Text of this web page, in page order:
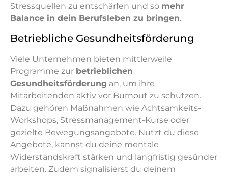
Stressquellen zu entschärfen und so mehr
Balance in dein Berufsleben zu bringen.
Betriebliche Gesundheitsförderung
Viele Unternehmen bieten mittlerweile
Programme zur betrieblichen
Gesundheitsförderung an, um ihre
Mitarbeitenden aktiv vor Burnout zu schützen.
Dazu gehören Maßnahmen wie Achtsamkeits-
Workshops, Stressmanagement-Kurse oder
gezielte Bewegungsangebote. Nutzt du diese
Angebote, kannst du deine mentale
Widerstandskraft stärken und langfristig gesünder
arbeiten. Zudem signalisierst du deinem